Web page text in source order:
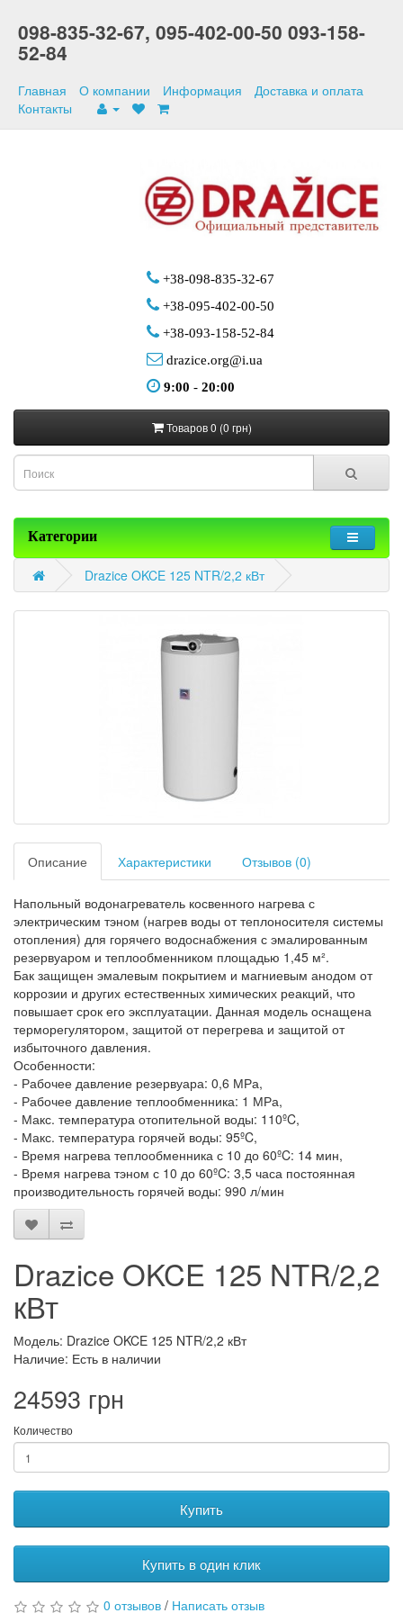
098-835-32-67, 095-402-00-50 093-158-
52-84
Главная О компании Информация
Доставка и оплата
Контакты
+38-098-835-32-67
+38-095-402-00-50
+38-093-158-52-84
drazice.org@i.ua
9:00 - 20:00
Товаров 0 (0 грн)
Категории
Drazice OKCE 125 NTR/2,2 кВт
Описание Характеристики Отзывов (0)
Напольный водонагреватель косвенного нагрева с
электрическим тэном (нагрев воды от теплоносителя системы
отопления) для горячего водоснабжения с эмалированным
резервуаром и теплообменником площадью 1,45 м².
Бак защищен эмалевым покрытием и магниевым анодом от
коррозии и других естественных химических реакций, что
повышает срок его эксплуатации. Данная модель оснащена
терморегулятором, защитой от перегрева и защитой от
избыточного давления.
Особенности:
- Рабочее давление резервуара: 0,6 МРа,
- Рабочее давление теплообменника: 1 МРа,
- Макс. температура отопительной воды: 110ºC,
- Макс. температура горячей воды: 95ºC,
- Время нагрева теплообменника с 10 до 60ºC: 14 мин,
- Время нагрева тэном с 10 до 60ºC: 3,5 часа постоянная
производительность горячей воды: 990 л/мин
Drazice OKCE 125 NTR/2,2
кВт
Модель: Drazice OKCE 125 NTR/2,2 кВт
Наличие: Есть в наличии
24593 грн
Количество
Купить
Купить в один клик
0 отзывов / Написать отзыв